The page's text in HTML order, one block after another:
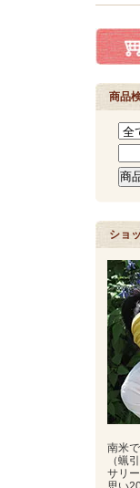
商品
ショ
南米
（蝋
サリ